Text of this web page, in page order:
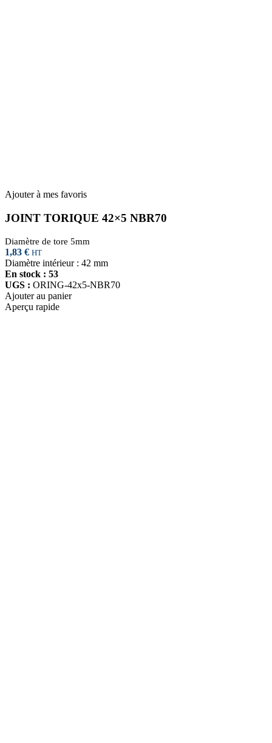
Ajouter à mes favoris
JOINT TORIQUE 42×5 NBR70
Diamètre de tore 5mm
1,83 € HT
Diamètre intérieur : 42 mm
En stock : 53
UGS : ORING-42x5-NBR70
Ajouter au panier
Aperçu rapide